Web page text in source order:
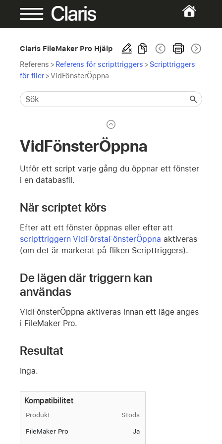
Claris FileMaker Pro Hjälp
Referens > Referens för scripttriggers > Scripttriggers
för filer>VidFönsterÖppna
VidFönsterÖppna
Utför ett script varje gång du öppnar ett fönster
i en databasfil.
När scriptet körs
Efter att ett fönster öppnas eller efter att
scripttriggern VidFörstaFönsterÖppna aktiveras
(om det är markerat på fliken Scripttriggers).
De lägen där triggern kan
användas
VidFönsterÖppna aktiveras innan ett läge anges
i FileMaker Pro.
Resultat
Inga.
Kompatibilitet
Produkt Stöds
FileMaker Pro Ja